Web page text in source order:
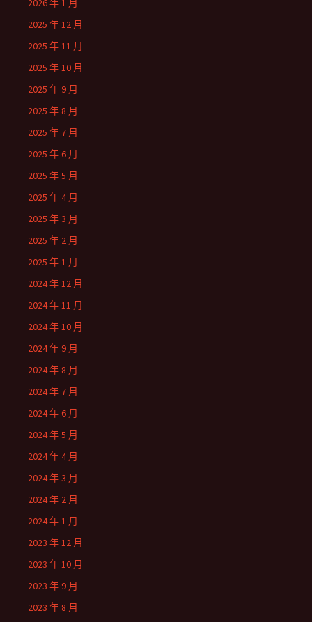
2026 年 1 月
2025 年 12 月
2025 年 11 月
2025 年 10 月
2025 年 9 月
2025 年 8 月
2025 年 7 月
2025 年 6 月
2025 年 5 月
2025 年 4 月
2025 年 3 月
2025 年 2 月
2025 年 1 月
2024 年 12 月
2024 年 11 月
2024 年 10 月
2024 年 9 月
2024 年 8 月
2024 年 7 月
2024 年 6 月
2024 年 5 月
2024 年 4 月
2024 年 3 月
2024 年 2 月
2024 年 1 月
2023 年 12 月
2023 年 10 月
2023 年 9 月
2023 年 8 月